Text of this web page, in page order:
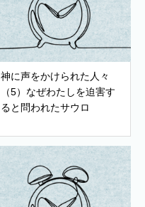
神に声をかけられた人々
（5）なぜわたしを迫害す
ると問われたサウロ